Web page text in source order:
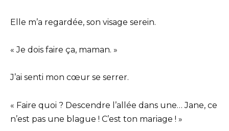
Elle m’a regardée, son visage serein.
« Je dois faire ça, maman. »
J’ai senti mon cœur se serrer.
« Faire quoi ? Descendre l’allée dans une… Jane, ce
n’est pas une blague ! C’est ton mariage ! »